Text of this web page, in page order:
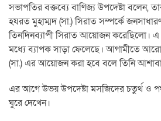
সভাপতির বক্তব্যে বাণিজ্য উপদেষ্টা বলেন,
হযরত মুহাম্মদ (সা.) সিরাত সম্পর্কে
তিনদিনব্যাপী সিরাত আয়োজন করেছিলো।
মধ্যে ব্যাপক সাড়া ফেলেছে। আগামীতে
(সা.) এর আয়োজন করা হবে বলে তিনি
এর আগে উভয় উপদেষ্টা মসজিদের চতুর্থ ও
ঘুরে দেখেন।